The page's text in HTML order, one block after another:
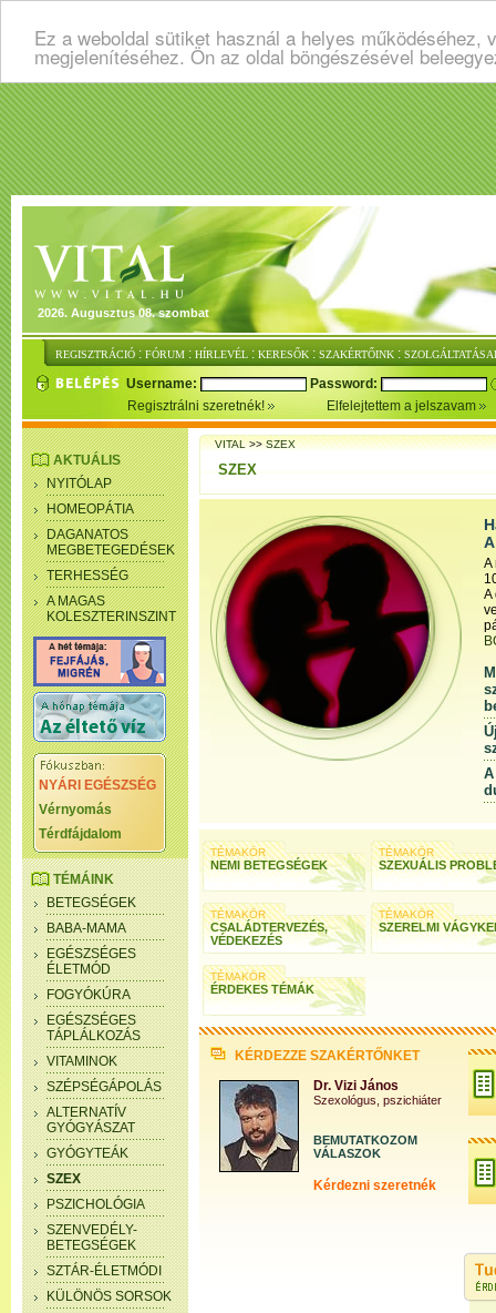
Ez a weboldal sütiket használ a helyes
megjelenítéséhez. Ön az oldal böngészésével
2026. Augusztus 08. szombat
REGISZTRÁCIÓ : FÓRUM : HÍRLEVÉL : KERESŐK : SZAKÉRTŐINK :
Username:
Password:
Regisztrálni szeretnék!
Elfelejtettem a jelszavam
AKTUÁLIS
NYITÓLAP
HOMEOPÁTIA
DAGANATOS
MEGBETEGEDÉSEK
TERHESSÉG
A MAGAS
KOLESZTERINSZINT
NYÁRI EGÉSZSÉG
Vérnyomás
Térdfájdalom
TÉMÁINK
BETEGSÉGEK
BABA-MAMA
EGÉSZSÉGES
ÉLETMÓD
FOGYÓKÚRA
EGÉSZSÉGES
TÁPLÁLKOZÁS
VITAMINOK
SZÉPSÉGÁPOLÁS
ALTERNATÍV
GYÓGYÁSZAT
GYÓGYTEÁK
SZEX
PSZICHOLÓGIA
SZENVEDÉLY-
BETEGSÉGEK
SZTÁR-ÉLETMÓDI
KÜLÖNÖS SORSOK
VITAL>>SZEX
SZEX
A
A
TÉMAKÖR
NEMI BETEGSÉGEK
TÉMAKÖR
SZEXUÁLIS
TÉMAKÖR
CSALÁDTERVEZÉS,
VÉDEKEZÉS
TÉMAKÖR
SZERELMI
TÉMAKÖR
ÉRDEKES TÉMÁK
KÉRDEZZE SZAKÉRTŐNKET
Dr. Vizi János
Szexológus, pszichiáter
BEMUTATKOZOM
VÁLASZOK
Kérdezni szeretnék